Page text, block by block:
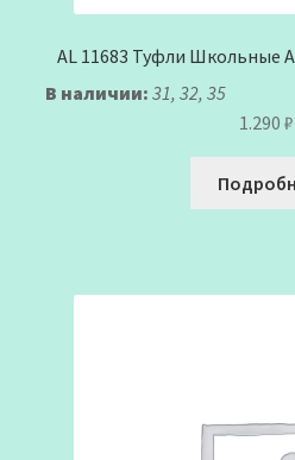
AL 11683 Туфли Школьные
В наличии: 31, 32, 35
1.290 ₽